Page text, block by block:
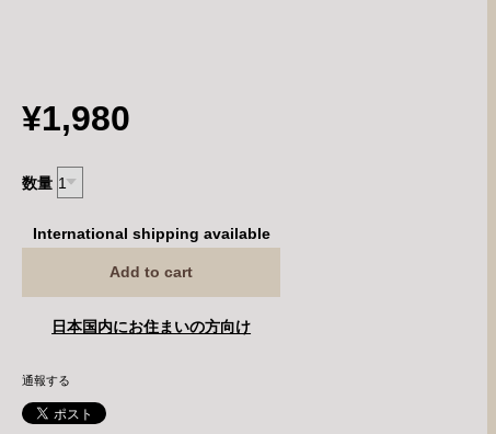
¥1,980
数量
International shipping available
Add to cart
日本国内にお住まいの方向け
通報する